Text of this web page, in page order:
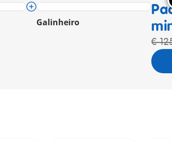
Galinheiro
€